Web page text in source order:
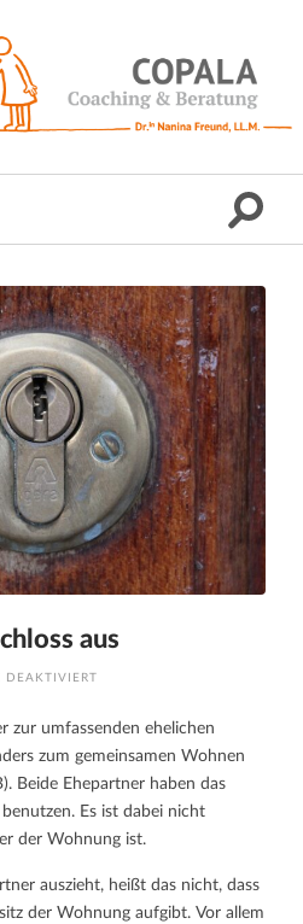
aus
DEAKTIVIERT
DAS
SCHLOSS
AUS
zur umfassenden ehelichen
zum gemeinsamen Wohnen
Beide Ehepartner haben das
Es ist dabei nicht
der Wohnung ist.
auszieht, heißt das nicht, dass
der Wohnung aufgibt. Vor allem